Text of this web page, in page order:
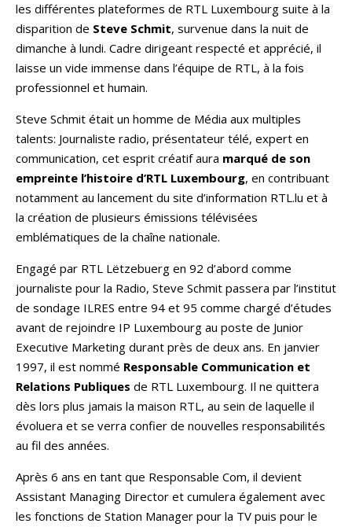
les différentes plateformes de RTL Luxembourg suite à la
disparition de Steve Schmit, survenue dans la nuit de
dimanche à lundi. Cadre dirigeant respecté et apprécié, il
laisse un vide immense dans l’équipe de RTL, à la fois
professionnel et humain.
Steve Schmit était un homme de Média aux multiples
talents: Journaliste radio, présentateur télé, expert en
communication, cet esprit créatif aura marqué de son
empreinte l’histoire d’RTL Luxembourg, en contribuant
notamment au lancement du site d’information RTL.lu et à
la création de plusieurs émissions télévisées
emblématiques de la chaîne nationale.
Engagé par RTL Lëtzebuerg en 92 d’abord comme
journaliste pour la Radio, Steve Schmit passera par l’institut
de sondage ILRES entre 94 et 95 comme chargé d’études
avant de rejoindre IP Luxembourg au poste de Junior
Executive Marketing durant près de deux ans. En janvier
1997, il est nommé Responsable Communication et
Relations Publiques de RTL Luxembourg. Il ne quittera
dès lors plus jamais la maison RTL, au sein de laquelle il
évoluera et se verra confier de nouvelles responsabilités
au fil des années.
Après 6 ans en tant que Responsable Com, il devient
Assistant Managing Director et cumulera également avec
les fonctions de Station Manager pour la TV puis pour le